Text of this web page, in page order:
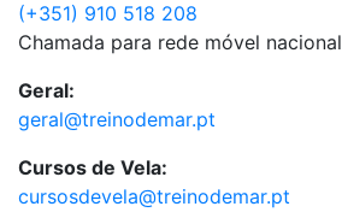
(+351) 910 518 208
Chamada para rede móvel nacional
Geral:
geral@treinodemar.pt
Cursos de Vela:
cursosdevela@treinodemar.pt